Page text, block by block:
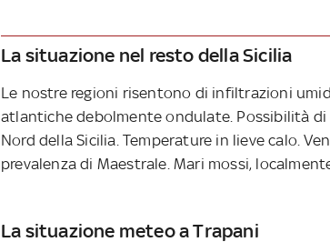
La situazione nel resto della Sicilia
Le nostre regioni risentono di infiltrazioni
atlantiche debolmente ondulate. Possibilità di
Nord della Sicilia. Temperature in lieve calo.
prevalenza di Maestrale. Mari mossi,
La situazione meteo a Trapani